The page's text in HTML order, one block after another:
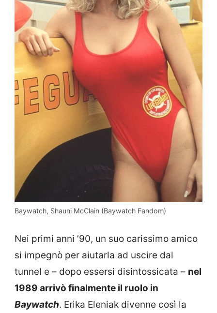
Baywatch, Shauni McClain (Baywatch Fandom)
Nei primi anni ’90, un suo carissimo amico
si impegnò per aiutarla ad uscire dal
tunnel e – dopo essersi disintossicata – nel
1989 arrivò finalmente il ruolo in
Baywatch. Erika Eleniak divenne così la